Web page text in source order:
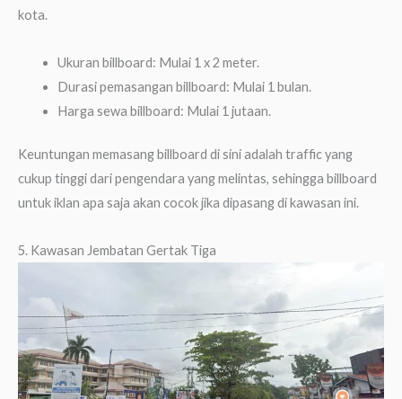
kota.
Ukuran billboard: Mulai 1 x 2 meter.
Durasi pemasangan billboard: Mulai 1 bulan.
Harga sewa billboard: Mulai 1 jutaan.
Keuntungan memasang billboard di sini adalah traffic yang
cukup tinggi dari pengendara yang melintas, sehingga billboard
untuk iklan apa saja akan cocok jika dipasang di kawasan ini.
5. Kawasan Jembatan Gertak Tiga